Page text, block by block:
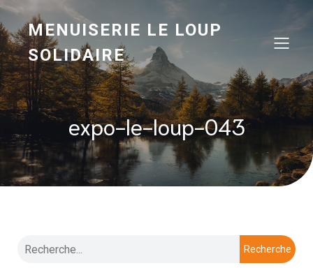
MENUISERIE LE LOUP
SOLIDAIRE
expo-le-loup-043
Recherche